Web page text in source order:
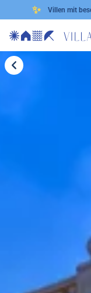
✨ Villen mit